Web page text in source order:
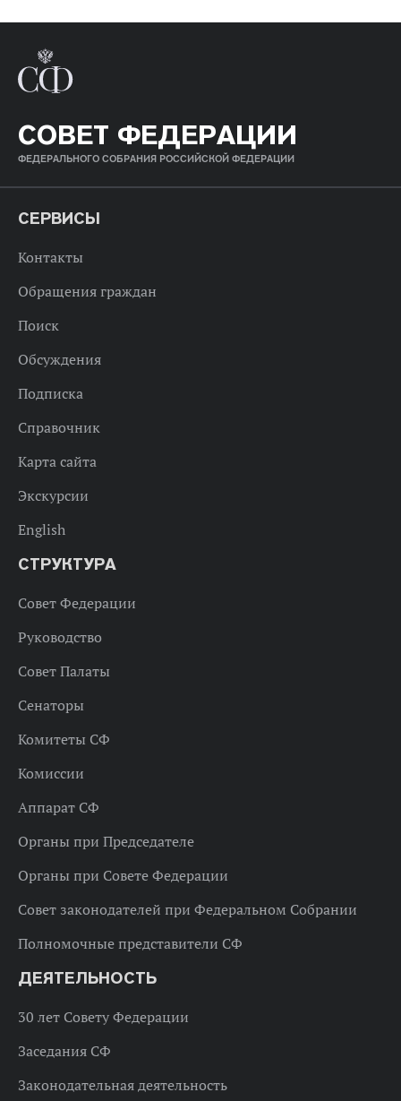
СОВЕТ ФЕДЕРАЦИИ
ФЕДЕРАЛЬНОГО СОБРАНИЯ РОССИЙСКОЙ ФЕДЕРАЦИИ
СЕРВИСЫ
Контакты
Обращения граждан
Поиск
Обсуждения
Подписка
Справочник
Карта сайта
Экскурсии
English
СТРУКТУРА
Совет Федерации
Руководство
Совет Палаты
Сенаторы
Комитеты СФ
Комиссии
Аппарат СФ
Органы при Председателе
Органы при Совете Федерации
Совет законодателей при Федеральном Собрании
Полномочные представители СФ
ДЕЯТЕЛЬНОСТЬ
30 лет Совету Федерации
Заседания СФ
Законодательная деятельность